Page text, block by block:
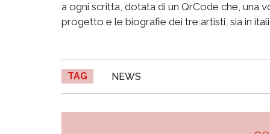
a ogni scritta, dotata di un QrCode che, una
progetto e le biografie dei tre artisti, sia in
TAG NEWS